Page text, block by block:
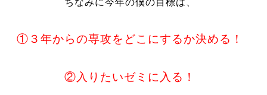
ちなみに今年の僕の目標は、
①３年からの専攻をどこにするか決める！
②入りたいゼミに入る！